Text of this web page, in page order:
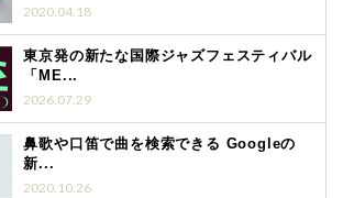
2020.04.18
東京発の新たな国際ジャズフェスティバル
「ME...
2026.07.29
鼻歌や口笛で曲を検索できる Googleの
新...
2020.10.26